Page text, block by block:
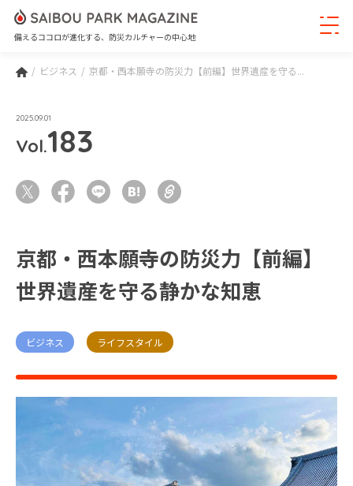
備えるココロが進化する、防災カルチャーの中心地
ビジネス 京都・西本願寺の防災力【前編】世界遺産を守る...
2025.09.01
Vol.183
京都・西本願寺の防災力【前編】
世界遺産を守る静かな知恵
ビジネス ライフスタイル